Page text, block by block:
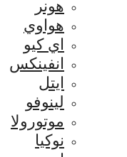
هونر
هواوي
اي كيو
انفينكس
ايتل
لينوفو
موتورولا
نوكيا